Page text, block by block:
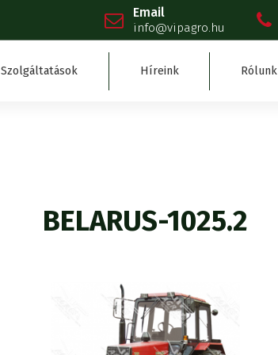
Email
info@vipagro.hu
Szolgáltatások Híreink Rólunk
BELARUS-1025.2